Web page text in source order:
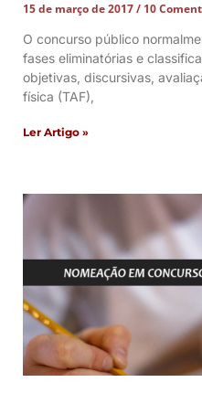
15 de março de 2017
10
O concurso público
fases eliminatórias e
objetivas, discursivas,
física (TAF),
Ler Artigo »